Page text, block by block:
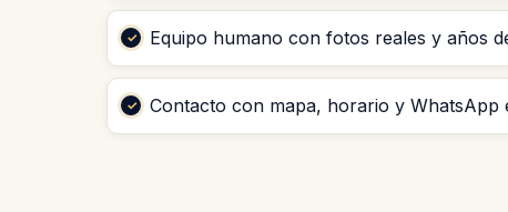
Equipo humano con fotos reales y años
Contacto con mapa, horario y WhatsApp